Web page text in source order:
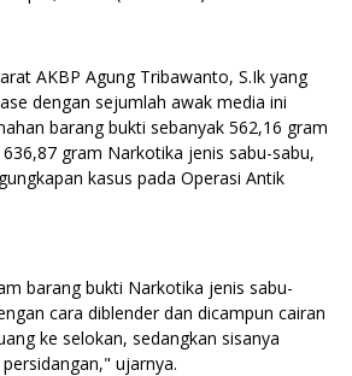
AKBP Agung Tribawanto, S.Ik yang
dengan sejumlah awak media ini
barang bukti sebanyak 562,16 gram
gram Narkotika jenis sabu-sabu,
kasus pada Operasi Antik
barang bukti Narkotika jenis sabu-
cara diblender dan dicampun cairan
ke selokan, sedangkan sisanya
ujarnya.